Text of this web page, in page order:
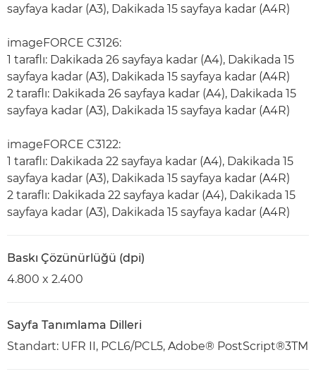
sayfaya kadar (A3), Dakikada 15 sayfaya kadar (A4R)
imageFORCE C3126:
1 taraflı: Dakikada 26 sayfaya kadar (A4), Dakikada 15
sayfaya kadar (A3), Dakikada 15 sayfaya kadar (A4R)
2 taraflı: Dakikada 26 sayfaya kadar (A4), Dakikada 15
sayfaya kadar (A3), Dakikada 15 sayfaya kadar (A4R)
imageFORCE C3122:
1 taraflı: Dakikada 22 sayfaya kadar (A4), Dakikada 15
sayfaya kadar (A3), Dakikada 15 sayfaya kadar (A4R)
2 taraflı: Dakikada 22 sayfaya kadar (A4), Dakikada 15
sayfaya kadar (A3), Dakikada 15 sayfaya kadar (A4R)
Baskı Çözünürlüğü (dpi)
4.800 x 2.400
Sayfa Tanımlama Dilleri
Standart: UFR II, PCL6/PCL5, Adobe® PostScript®3TM